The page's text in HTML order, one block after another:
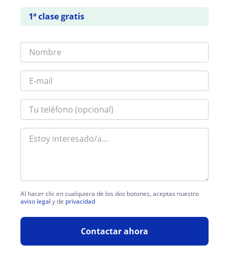
1ª clase gratis
Al hacer clic en cualquiera de los dos botones, aceptas nuestro
aviso legal y de privacidad
Contactar ahora